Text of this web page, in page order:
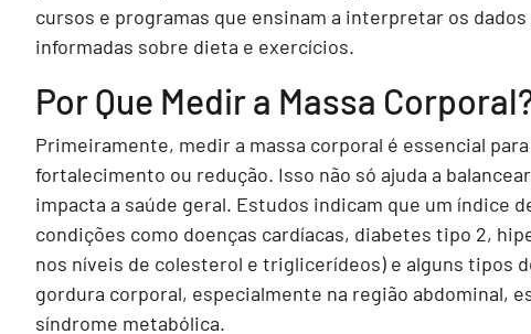
cursos e programas que ensinam a interpretar os
informadas sobre dieta e exercícios.
Por Que Medir a Massa
Primeiramente, medir a massa corporal é essencial
fortalecimento ou redução. Isso não só ajuda a
impacta a saúde geral. Estudos indicam que um índice
condições como doenças cardíacas, diabetes tipo 2,
nos níveis de colesterol e triglicerídeos) e alguns tipos
gordura corporal, especialmente na região abdominal,
síndrome metabólica.